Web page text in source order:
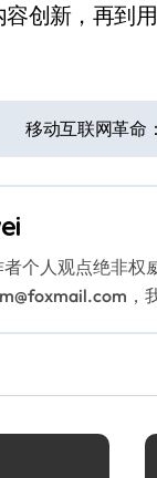
创新，再到
移动互联网革命
个人观点绝非
，